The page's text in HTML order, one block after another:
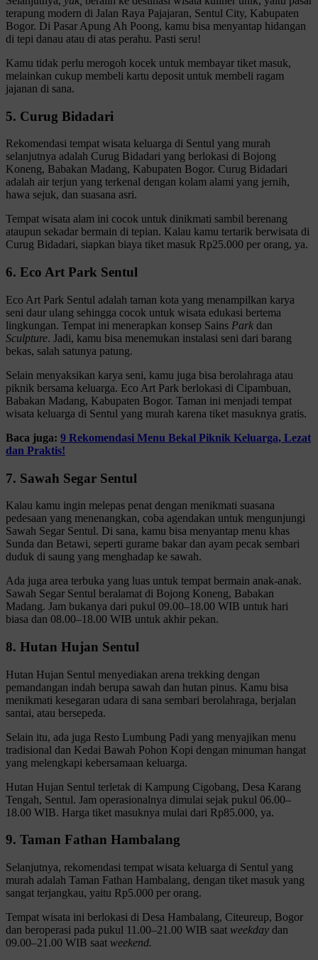
terapung modern di Jalan Raya Pajajaran, Sentul City, Kabupaten
Bogor. Di Pasar Apung Ah Poong, kamu bisa menyantap hidangan
di tepi danau atau di atas perahu. Pasti seru!
Kamu tidak perlu merogoh kocek untuk membayar tiket masuk,
melainkan cukup membeli kartu deposit untuk membeli ragam
jajanan di sana.
5. Curug Bidadari
Rekomendasi tempat wisata keluarga di Sentul yang murah
selanjutnya adalah Curug Bidadari yang berlokasi di Bojong
Koneng, Babakan Madang, Kabupaten Bogor. Curug Bidadari
adalah air terjun yang terkenal dengan kolam alami yang jernih,
hawa sejuk, dan suasana asri.
Tempat wisata alam ini cocok untuk dinikmati sambil berenang
ataupun sekadar bermain di tepian. Kalau kamu tertarik berwisata di
Curug Bidadari, siapkan biaya tiket masuk Rp25.000 per orang, ya.
6. Eco Art Park Sentul
Eco Art Park Sentul adalah taman kota yang menampilkan karya
seni daur ulang sehingga cocok untuk wisata edukasi bertema
lingkungan. Tempat ini menerapkan konsep Sains Park dan
Sculpture. Jadi, kamu bisa menemukan instalasi seni dari barang
bekas, salah satunya patung.
Selain menyaksikan karya seni, kamu juga bisa berolahraga atau
piknik bersama keluarga. Eco Art Park berlokasi di Cipambuan,
Babakan Madang, Kabupaten Bogor. Taman ini menjadi tempat
wisata keluarga di Sentul yang murah karena tiket masuknya gratis.
Baca juga: 9 Rekomendasi Menu Bekal Piknik Keluarga, Lezat
dan Praktis!
7. Sawah Segar Sentul
Kalau kamu ingin melepas penat dengan menikmati suasana
pedesaan yang menenangkan, coba agendakan untuk mengunjungi
Sawah Segar Sentul. Di sana, kamu bisa menyantap menu khas
Sunda dan Betawi, seperti gurame bakar dan ayam pecak sembari
duduk di saung yang menghadap ke sawah.
Ada juga area terbuka yang luas untuk tempat bermain anak-anak.
Sawah Segar Sentul beralamat di Bojong Koneng, Babakan
Madang. Jam bukanya dari pukul 09.00–18.00 WIB untuk hari
biasa dan 08.00–18.00 WIB untuk akhir pekan.
8. Hutan Hujan Sentul
Hutan Hujan Sentul menyediakan arena trekking dengan
pemandangan indah berupa sawah dan hutan pinus. Kamu bisa
menikmati kesegaran udara di sana sembari berolahraga, berjalan
santai, atau bersepeda.
Selain itu, ada juga Resto Lumbung Padi yang menyajikan menu
tradisional dan Kedai Bawah Pohon Kopi dengan minuman hangat
yang melengkapi kebersamaan keluarga.
Hutan Hujan Sentul terletak di Kampung Cigobang, Desa Karang
Tengah, Sentul. Jam operasionalnya dimulai sejak pukul 06.00–
18.00 WIB. Harga tiket masuknya mulai dari Rp85.000, ya.
9. Taman Fathan Hambalang
Selanjutnya, rekomendasi tempat wisata keluarga di Sentul yang
murah adalah Taman Fathan Hambalang, dengan tiket masuk yang
sangat terjangkau, yaitu Rp5.000 per orang.
Tempat wisata ini berlokasi di Desa Hambalang, Citeureup, Bogor
dan beroperasi pada pukul 11.00–21.00 WIB saat weekday dan
09.00–21.00 WIB saat weekend.